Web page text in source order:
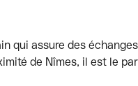
qui assure des
de Nîmes, il est le